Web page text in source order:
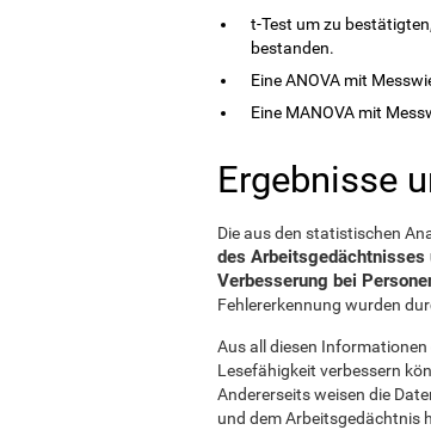
t-Test um zu
bestanden.
Eine ANOVA mit
Eine MANOVA mit
Ergebnisse
Die aus den statistischen
des
Verbesserung bei
Fehlererkennung wurden
Aus all diesen
Lesefähigkeit verbessern
Andererseits weisen die
und dem Arbeitsgedächtnis